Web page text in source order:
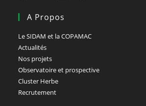
A Propos
Le SIDAM et la COPAMAC
Actualités
Nos projets
Observatoire et prospective
Cluster Herbe
Recrutement